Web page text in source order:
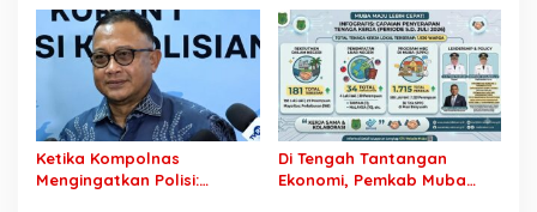
Dinas PU BMTR, Tender CV
Putra Pegagan hingga
Pencairan Dana Diminta
Bagikan 81 Bendera Merah
Putih
Ketika Kompolnas
Mengingatkan Polisi:
Di Tengah Tantangan
Ekonomi, Pemkab Muba